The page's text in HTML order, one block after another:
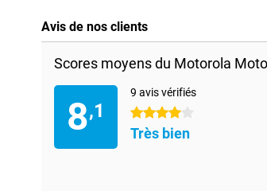
Avis de nos clients
Scores moyens du Motorola
8,1
9 avis vérifiés
4 étoiles
Très bien